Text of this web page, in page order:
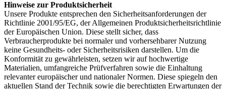
Hinweise zur Produktsicherheit
Unsere Produkte entsprechen den Sicherheitsanforderungen der
Richtlinie 2001/95/EG, der Allgemeinen Produktsicherheitsrichtlinie
der Europäischen Union. Diese stellt sicher, dass
Verbraucherprodukte bei normaler und vorhersehbarer Nutzung
keine Gesundheits- oder Sicherheitsrisiken darstellen. Um die
Konformität zu gewährleisten, setzen wir auf hochwertige
Materialien, umfangreiche Prüfverfahren sowie die Einhaltung
relevanter europäischer und nationaler Normen. Diese spiegeln den
aktuellen Stand der Technik sowie die berechtigten Erwartungen der